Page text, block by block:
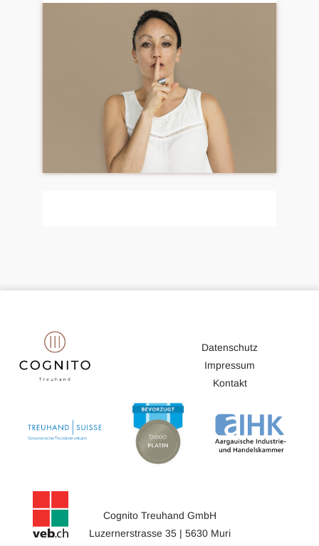
Datenschutz
Impressum
Kontakt
Cognito Treuhand GmbH
Luzernerstrasse 35 | 5630 Muri